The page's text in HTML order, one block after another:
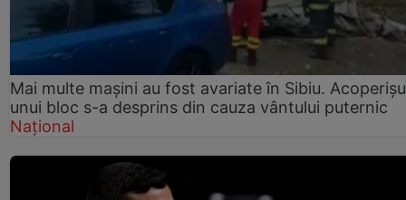
Mai multe mașini au fost avariate în Sibiu.
unui bloc s-a desprins din cauza vântului puternic
Național